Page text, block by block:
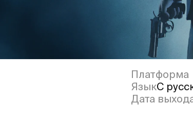
Платформа
ЯзыкС
Дата